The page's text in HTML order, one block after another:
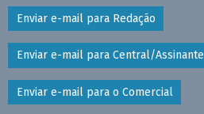
Enviar e-mail para Redação
Enviar e-mail para Central/Assinante
Enviar e-mail para o Comercial